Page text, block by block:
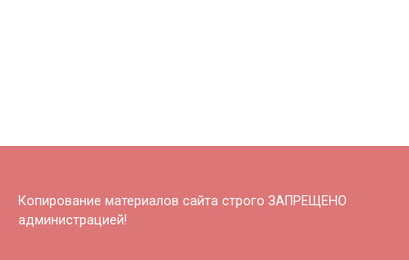
Копирование материалов сайта строго ЗАПРЕЩЕНО
администрацией!